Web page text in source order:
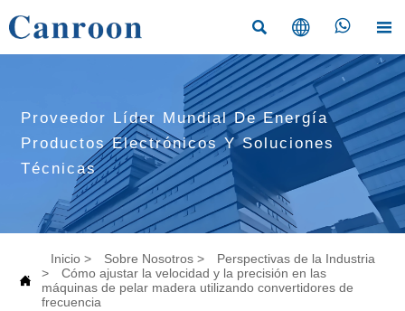
   
Proveedor Líder Mundial De Energía
Productos Electrónicos Y Soluciones
Técnicas

Inicio > Sobre Nosotros >
Perspectivas de la Industria
>
Cómo ajustar la velocidad y la precisión en las
máquinas de pelar madera utilizando convertidores de
frecuencia